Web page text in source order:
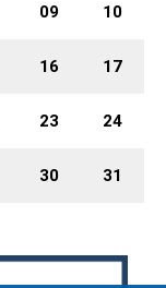
09 10
16 17
23 24
30 31